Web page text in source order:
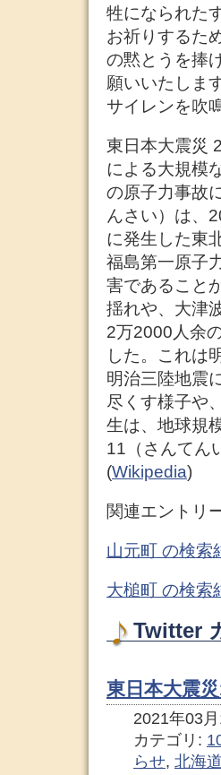
牲になられた
お祈りするた
の黙とうを捧
願いいたしま
サイレンを吹
東日本大震災
による大規模
の原子力事故
んさい）は、
に発生した東
福島第一原子
害であること
揺れや、大津
2万2000人余
した。これは
明治三陸地震
尽くす様子や
生は、地球規
11（さんてん
(Wikipedia)
関連エントリ
山元町 の検索
大槌町 の検索
Twitter
東日本大震
2021年03
カテゴリ:
らせ, 北海